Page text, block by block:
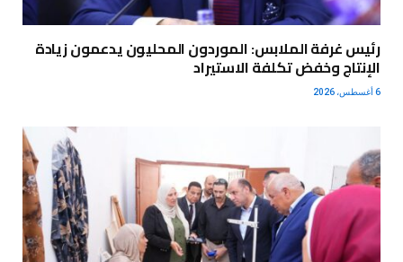
رئيس غرفة الملابس: الموردون المحليون يدعمون زيادة
الإنتاج وخفض تكلفة الاستيراد
6 أغسطس، 2026